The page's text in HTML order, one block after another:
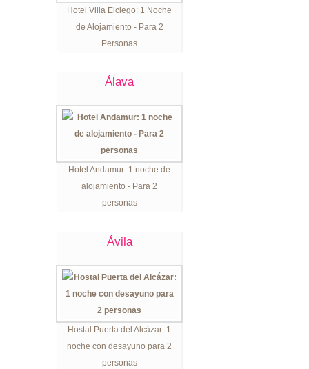
Hotel Villa Elciego: 1 Noche
de Alojamiento - Para 2
Personas
Álava
Hotel Andamur: 1 noche de
alojamiento - Para 2
personas
Ávila
Hostal Puerta del Alcázar: 1
noche con desayuno para 2
personas